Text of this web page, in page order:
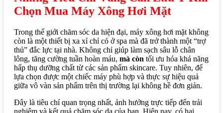
Chọn Mua Máy Xông Hơi Mặt
Trong thế giới chăm sóc da hiện đại, máy xông hơi mặt không
còn là một thiết bị xa xỉ chỉ có ở spa mà đã trở thành một “trợ
thủ” đắc lực tại nhà. Không chỉ giúp làm sạch sâu lỗ chân
lông, tăng cường tuần hoàn máu, mà còn tối ưu hóa khả năng
hấp thụ dưỡng chất từ các sản phẩm skincare. Tuy nhiên, để
lựa chọn được một chiếc máy phù hợp và thực sự hiệu quả
giữa vô vàn sản phẩm trên thị trường lại không hề đơn giản.
Đây là tiêu chí quan trọng nhất, ảnh hưởng trực tiếp đến trải
nghiệm và kết quả chăm sóc da của bạn. Hiện nay, có hai